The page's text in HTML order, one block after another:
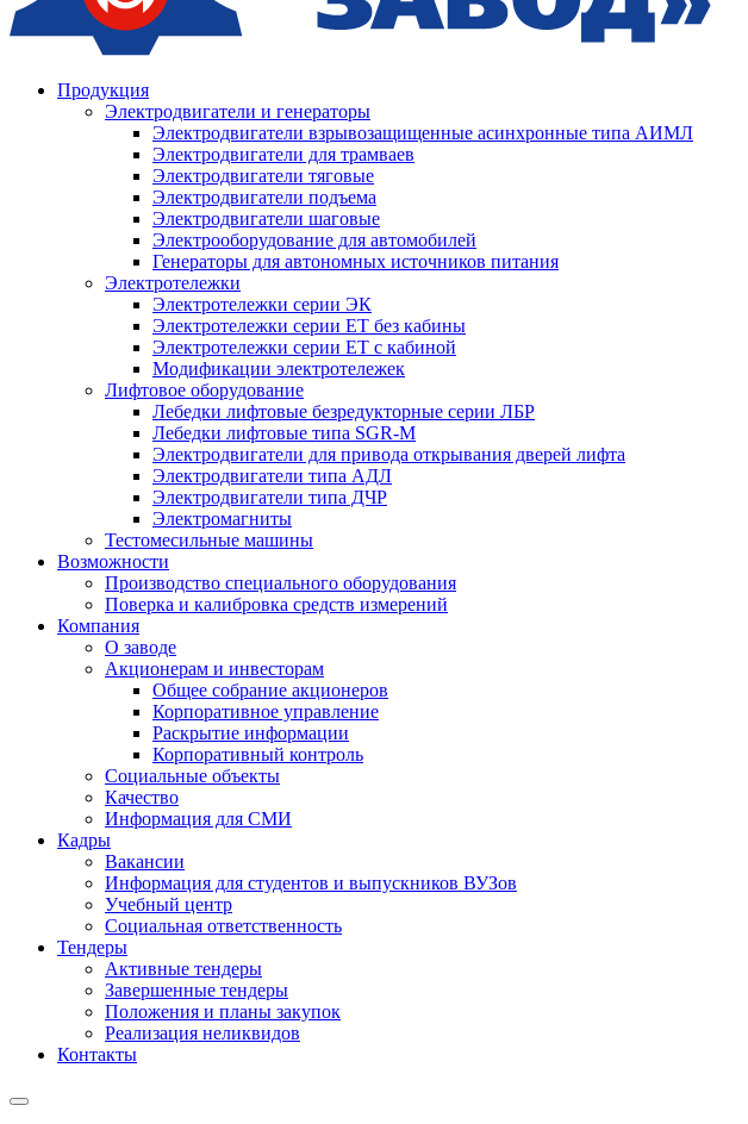
Продукция
Электродвигатели и генераторы
Электродвигатели взрывозащищенные асинхронные типа АИМЛ
Электродвигатели для трамваев
Электродвигатели тяговые
Электродвигатели подъема
Электродвигатели шаговые
Электрооборудование для автомобилей
Генераторы для автономных источников питания
Электротележки
Электротележки серии ЭК
Электротележки серии ЕТ без кабины
Электротележки серии ЕТ с кабиной
Модификации электротележек
Лифтовое оборудование
Лебедки лифтовые безредукторные серии ЛБР
Лебедки лифтовые типа SGR-M
Электродвигатели для привода открывания дверей лифта
Электродвигатели типа АДЛ
Электродвигатели типа ДЧР
Электромагниты
Тестомесильные машины
Возможности
Производство специального оборудования
Поверка и калибровка средств измерений
Компания
О заводе
Акционерам и инвесторам
Общее собрание акционеров
Корпоративное управление
Раскрытие информации
Корпоративный контроль
Социальные объекты
Качество
Информация для СМИ
Кадры
Вакансии
Информация для студентов и выпускников ВУЗов
Учебный центр
Социальная ответственность
Тендеры
Активные тендеры
Завершенные тендеры
Положения и планы закупок
Реализация неликвидов
Контакты